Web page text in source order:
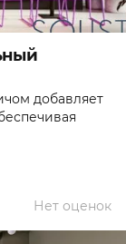
добавляет
Нет оценок